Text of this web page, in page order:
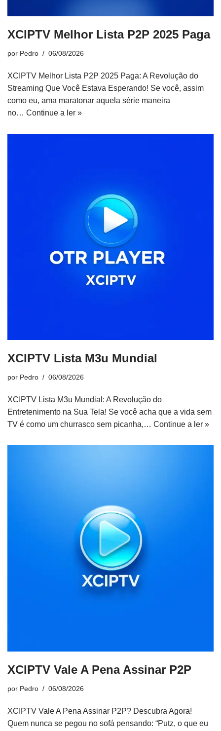
XCIPTV Melhor Lista P2P 2025 Paga
por Pedro 06/08/2026
XCIPTV Melhor Lista P2P 2025 Paga: A Revolução do
Streaming Que Você Estava Esperando! Se você, assim
como eu, ama maratonar aquela série maneira
no… Continue a ler »
XCIPTV Lista M3u Mundial
por Pedro 06/08/2026
XCIPTV Lista M3u Mundial: A Revolução do
Entretenimento na Sua Tela! Se você acha que a vida sem
TV é como um churrasco sem picanha,… Continue a ler »
XCIPTV Vale A Pena Assinar P2P
por Pedro 06/08/2026
XCIPTV Vale A Pena Assinar P2P? Descubra Agora!
Quem nunca se pegou no sofá pensando: “Putz, o que eu